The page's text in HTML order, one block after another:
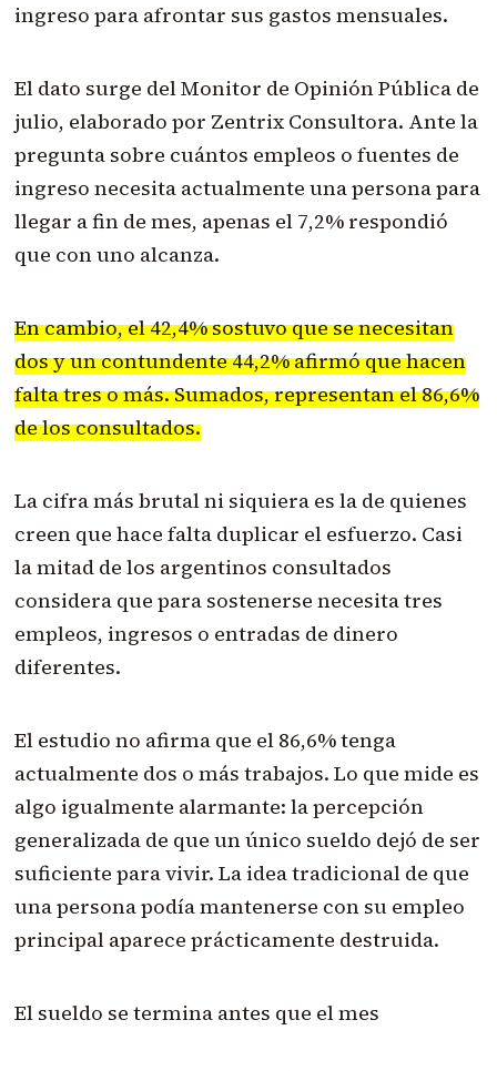
ingreso para afrontar sus gastos mensuales.
El dato surge del Monitor de Opinión Pública de
julio, elaborado por Zentrix Consultora. Ante la
pregunta sobre cuántos empleos o fuentes de
ingreso necesita actualmente una persona para
llegar a fin de mes, apenas el 7,2% respondió
que con uno alcanza.
En cambio, el 42,4% sostuvo que se necesitan
dos y un contundente 44,2% afirmó que hacen
falta tres o más. Sumados, representan el 86,6%
de los consultados.
La cifra más brutal ni siquiera es la de quienes
creen que hace falta duplicar el esfuerzo. Casi
la mitad de los argentinos consultados
considera que para sostenerse necesita tres
empleos, ingresos o entradas de dinero
diferentes.
El estudio no afirma que el 86,6% tenga
actualmente dos o más trabajos. Lo que mide es
algo igualmente alarmante: la percepción
generalizada de que un único sueldo dejó de ser
suficiente para vivir. La idea tradicional de que
una persona podía mantenerse con su empleo
principal aparece prácticamente destruida.
El sueldo se termina antes que el mes